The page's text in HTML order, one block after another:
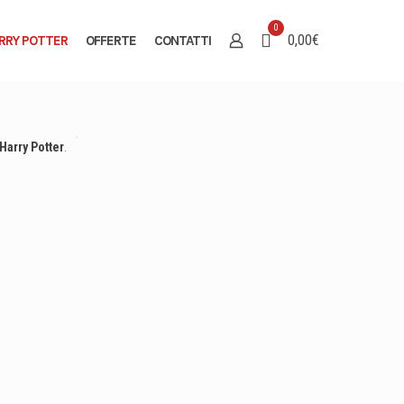
POTTER OFFERTE CONTATTI
0
0,00€
Harry Potter